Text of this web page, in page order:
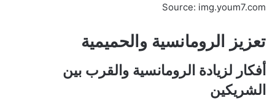
Source: img.youm7.com
تعزيز الرومانسية والحميمية
أفكار لزيادة الرومانسية والقرب بين
الشريكين